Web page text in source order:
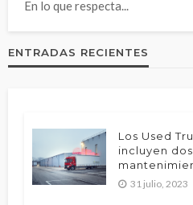
En lo que respecta...
ENTRADAS RECIENTES
Los Used
incluyen
31 julio, 2023